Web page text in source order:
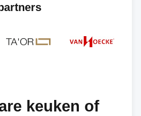
keuken of